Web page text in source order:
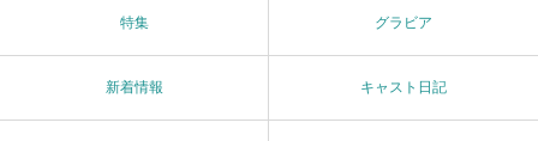
特集 グラビア
新着情報 キャスト日記